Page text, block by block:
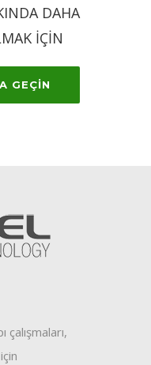
DAHA
İÇİN
GEÇİN